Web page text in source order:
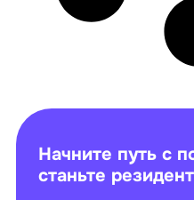
Начните путь с
станьте